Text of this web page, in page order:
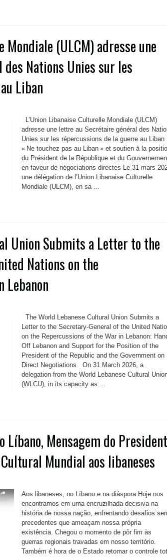
Mondiale (ULCM) adresse une
Nations Unies sur les
Liban
L’Union Libanaise Culturelle Mondiale (ULCM)
adresse une lettre au Secrétaire général des
Unies sur les répercussions de la guerre au Liban
« Ne touchez pas au Liban » et soutien à la
du Président de la République et du
en faveur de négociations directes Le 31 mars
une délégation de l’Union Libanaise Culturelle
Mondiale (ULCM), en sa ...
Union Submits a Letter to the
Nations on the
Lebanon
The World Lebanese Cultural Union Submits a
Letter to the Secretary-General of the United
on the Repercussions of the War in Lebanon:
Off Lebanon and Support for the Position of the
President of the Republic and the Government on
Direct Negotiations On 31 March 2026, a
delegation from the World Lebanese Cultural
(WLCU), in its capacity as ...
Líbano, Mensagem do
Mundial aos libaneses
Aos libaneses, no Líbano e na diáspora Hoje nos
encontramos em uma encruzilhada decisiva na
história de nossa nação, enfrentando desafios
precedentes que ameaçam nossa própria
existência. Chegou o momento de pôr fim às
guerras regionais travadas em nosso território.
Também é hora de o Estado retomar o controle